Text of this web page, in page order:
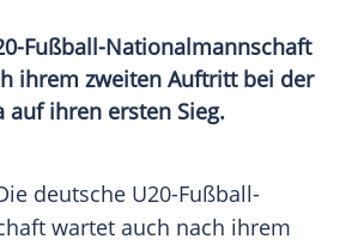
Fußball-Nationalmannschaft
ihrem zweiten Auftritt bei der
auf ihren ersten Sieg.
deutsche U20-Fußball-
wartet auch nach ihrem